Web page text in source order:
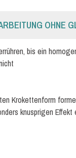
bis ein
Krokettenform
knusprigen
OHNE